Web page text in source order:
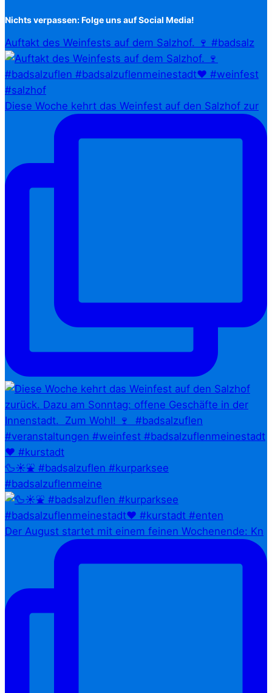
Nichts verpassen: Folge uns auf Social Media!
Auftakt des Weinfests auf dem Salzhof. 🍷 #badsalz
Diese Woche kehrt das Weinfest auf den Salzhof zur
🦆☀️⛲ #badsalzuflen #kurparksee
#badsalzuflenmeine
Der August startet mit einem feinen Wochenende: Kn